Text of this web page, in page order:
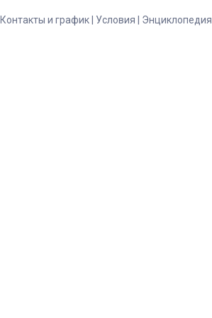
Контакты и график | Условия | Энциклопедия